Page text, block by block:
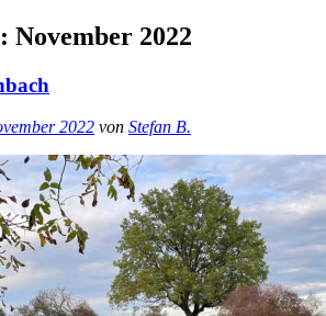
November 2022
2022 von Stefan B.